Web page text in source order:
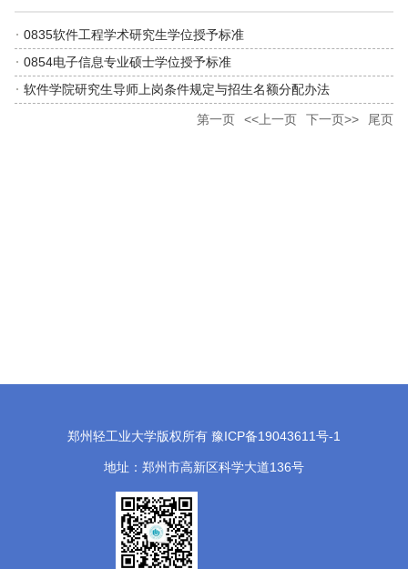
0835软件工程学术研究生学位授予标准
0854电子信息专业硕士学位授予标准
软件学院研究生导师上岗条件规定与招生名额分配办法
第一页 <<上一页 下一页>> 尾页
郑州轻工业大学版权所有 豫ICP备19043611号-1
地址：郑州市高新区科学大道136号